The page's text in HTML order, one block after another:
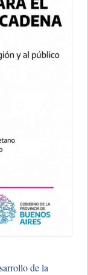
de la